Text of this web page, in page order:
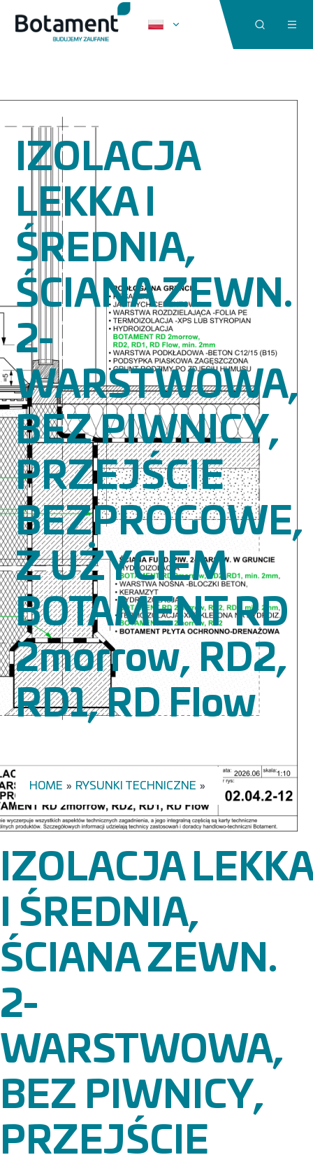
IZOLACJA
LEKKA I
ŚREDNIA,
ŚCIANA ZEWN.
2-
WARSTWOWA,
BEZ PIWNICY,
PRZEJŚCIE
BEZPROGOWE,
Z UŻYCIEM
BOTAMENT RD
2morrow, RD2,
RD1, RD Flow
HOME » RYSUNKI TECHNICZNE »
IZOLACJA LEKKA
I ŚREDNIA,
ŚCIANA ZEWN.
2-
WARSTWOWA,
BEZ PIWNICY,
PRZEJŚCIE